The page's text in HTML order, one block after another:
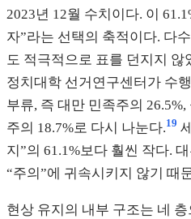
2023년 12월 수치이다. 이
자”라는 선택의 축적이다. 다
도 적극적으로 표를 던지지 않
정치대학 선거연구센터가 수
부류, 즉 대만 민족주의
주의 18.7%로 다시 나눈다.19
지”의 61.1%보다 훨씬 작다.
“주의”에 귀속시키지 않기 때
현상 유지의 내부 구조는 네